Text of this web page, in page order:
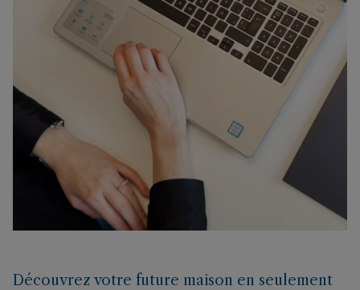
Découvrez votre future maison en seulement